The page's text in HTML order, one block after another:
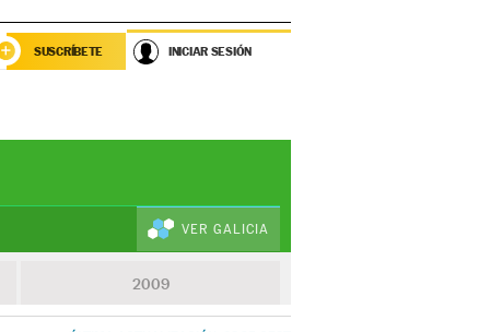
SUSCRÍBETE INICIAR SESIÓN
VER GALICIA
2009